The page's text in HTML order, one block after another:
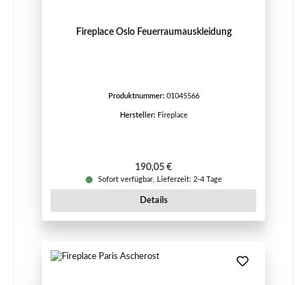
Fireplace Oslo Feuerraumauskleidung
Produktnummer: 01045566
Hersteller: Fireplace
Regulärer Preis:
190,05 €
Sofort verfügbar, Lieferzeit: 2-4 Tage
Details